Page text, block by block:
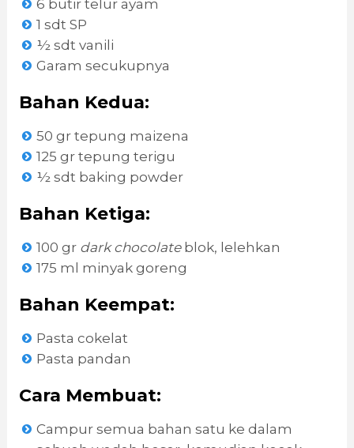
6 butir telur ayam
1 sdt SP
½ sdt vanili
Garam secukupnya
Bahan Kedua:
50 gr tepung maizena
125 gr tepung terigu
½ sdt baking powder
Bahan Ketiga:
100 gr dark chocolate blok, lelehkan
175 ml minyak goreng
Bahan Keempat:
Pasta cokelat
Pasta pandan
Cara Membuat:
Campur semua bahan satu ke dalam